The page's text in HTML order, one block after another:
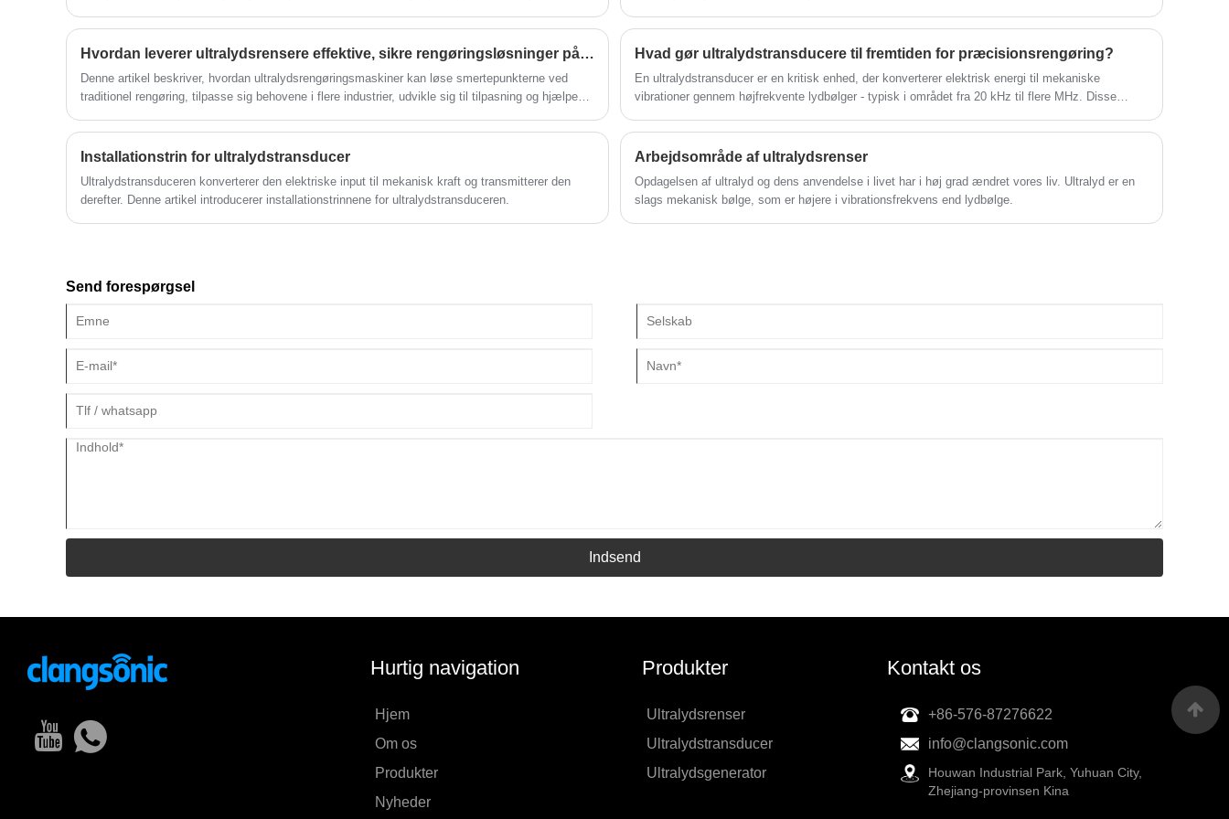
Hvordan leverer ultralydsrensere effektive, sikre rengøringsløsninger på tværs af industrielle, medicinske, smykker og husholdningssektorer?
Denne artikel beskriver, hvordan ultralydsrengøringsmaskiner kan løse smertepunkterne ved
traditionel rengøring, tilpasse sig behovene i flere industrier, udvikle sig til tilpasning og hjælpe
Hvad gør ultralydstransducere til fremtiden for præcisionsrengøring?
En ultralydstransducer er en kritisk enhed, der konverterer elektrisk energi til mekaniske
vibrationer gennem højfrekvente lydbølger - typisk i området fra 20 kHz til flere MHz. Disse
imploderer i en proces kendt som kavitation. Denne intense, men kontrollerede handling leverer
enestående rengørings-, svejse- og testydelse på tværs af en lang række industrier.
Installationstrin for ultralydstransducer
Ultralydstransduceren konverterer den elektriske input til mekanisk kraft og transmitterer den
derefter. Denne artikel introducerer installationstrinnene for ultralydstransduceren.
Arbejdsområde af ultralydsrenser
Opdagelsen af ​​ultralyd og dens anvendelse i livet har i høj grad ændret vores liv. Ultralyd er en
slags mekanisk bølge, som er højere i vibrationsfrekvens end lydbølge.
Send forespørgsel
Indsend
Hurtig navigation
Hjem
Om os
Produkter
Nyheder
Produkter
Ultralydsrenser
Ultralydstransducer
Ultralydsgenerator
Kontakt os
+86-576-87276622
info@clangsonic.com
Houwan Industrial Park, Yuhuan City,
Zhejiang-provinsen Kina